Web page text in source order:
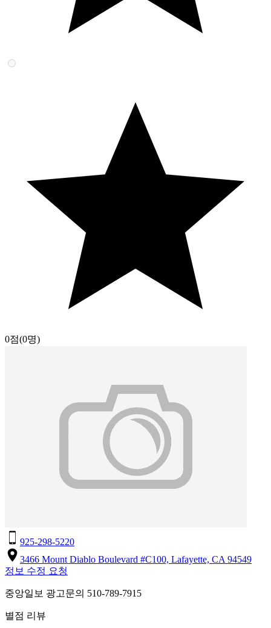
0점(0명)
925-298-5220
3466 Mount Diablo Boulevard #C100, Lafayette, CA 94549
정보 수정 요청
중앙일보 광고문의 510-789-7915
별점 리뷰